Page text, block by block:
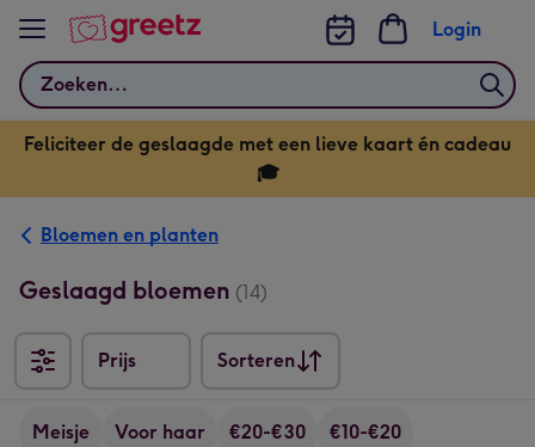
Bekijk meer
Zoeken
Login
Feliciteer de geslaagde met een lieve kaart én cadeau
🎓
Bloemen en planten
Geslaagd bloemen (14)
Prijs
Sorteren
Sorteren
Meisje Voor haar €20-€30 €10-€20